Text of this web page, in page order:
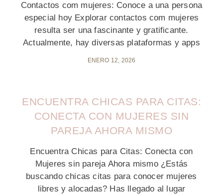
Contactos com mujeres: Conoce a una persona
especial hoy Explorar contactos com mujeres
resulta ser una fascinante y gratificante.
Actualmente, hay diversas plataformas y apps
ENERO 12, 2026
ENCUENTRA CHICAS PARA CITAS:
CONECTA CON MUJERES SIN
PAREJA AHORA MISMO
Encuentra Chicas para Citas: Conecta con
Mujeres sin pareja Ahora mismo ¿Estás
buscando chicas citas para conocer mujeres
libres y alocadas? Has llegado al lugar